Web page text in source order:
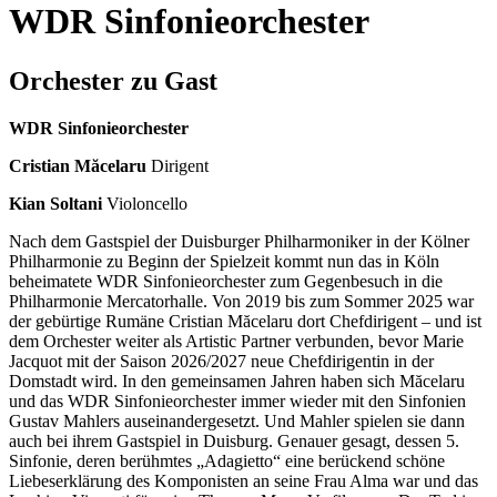
WDR Sinfonieorchester
Orchester zu Gast
WDR Sinfonieorchester
Cristian Măcelaru Dirigent
Kian Soltani Violoncello
Nach dem Gastspiel der Duisburger Philharmoniker in der Kölner
Philharmonie zu Beginn der Spielzeit kommt nun das in Köln
beheimatete WDR Sinfonieorchester zum Gegenbesuch in die
Philharmonie Mercatorhalle. Von 2019 bis zum Sommer 2025 war
der gebürtige Rumäne Cristian Măcelaru dort Chefdirigent – und ist
dem Orchester weiter als Artistic Partner verbunden, bevor Marie
Jacquot mit der Saison 2026/2027 neue Chefdirigentin in der
Domstadt wird. In den gemeinsamen Jahren haben sich Măcelaru
und das WDR Sinfonieorchester immer wieder mit den Sinfonien
Gustav Mahlers auseinandergesetzt. Und Mahler spielen sie dann
auch bei ihrem Gastspiel in Duisburg. Genauer gesagt, dessen 5.
Sinfonie, deren berühmtes „Adagietto“ eine berückend schöne
Liebeserklärung des Komponisten an seine Frau Alma war und das